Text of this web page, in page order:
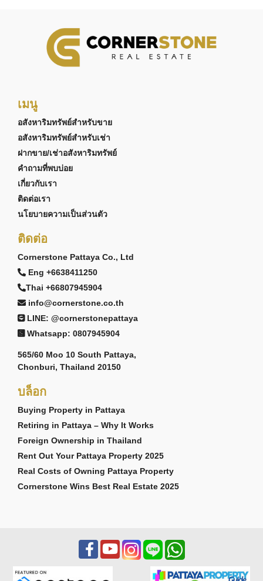
เมนู
อสังหาริมทรัพย์สำหรับขาย
อสังหาริมทรัพย์สำหรับเช่า
ฝากขาย/เช่าอสังหาริมทรัพย์
คำถามที่พบบ่อย
เกี่ยวกับเรา
ติดต่อเรา
นโยบายความเป็นส่วนตัว
ติดต่อ
Cornerstone Pattaya Co., Ltd
Eng +6638411250
Thai +66807945904
info@cornerstone.co.th
LINE: @cornerstonepattaya
Whatsapp: 0807945904
565/60 Moo 10 South Pattaya,
Chonburi, Thailand 20150
บล็อก
Buying Property in Pattaya
Retiring in Pattaya – Why It Works
Foreign Ownership in Thailand
Rent Out Your Pattaya Property 2025
Real Costs of Owning Pattaya Property
Cornerstone Wins Best Real Estate 2025